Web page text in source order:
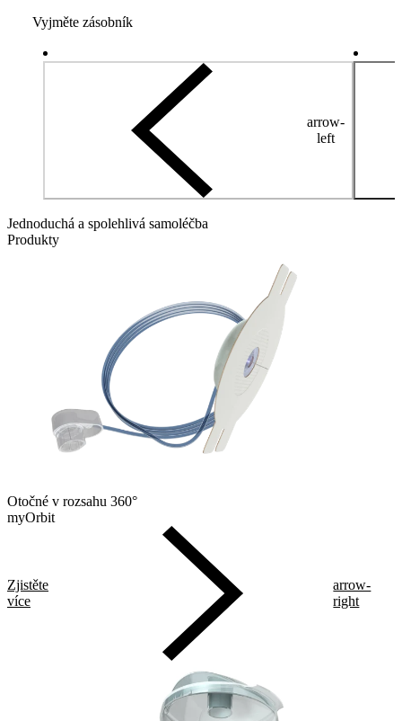
Vyjměte zásobník
arrow-
left
Jednoduchá a spolehlivá samoléčba
Produkty
Otočné v rozsahu 360°
myOrbit
Zjistěte
více
arrow-
right